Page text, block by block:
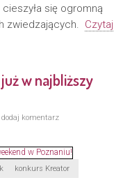
się ogromną
zwiedzających. Czytaj
w najbliższy
dodaj komentarz
konkurs Kreator